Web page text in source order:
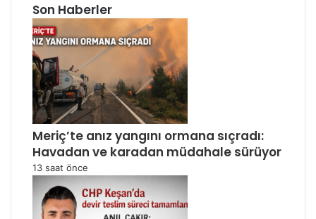
Son Haberler
Meriç’te anız yangını ormana sıçradı:
Havadan ve karadan müdahale sürüyor
13 saat önce